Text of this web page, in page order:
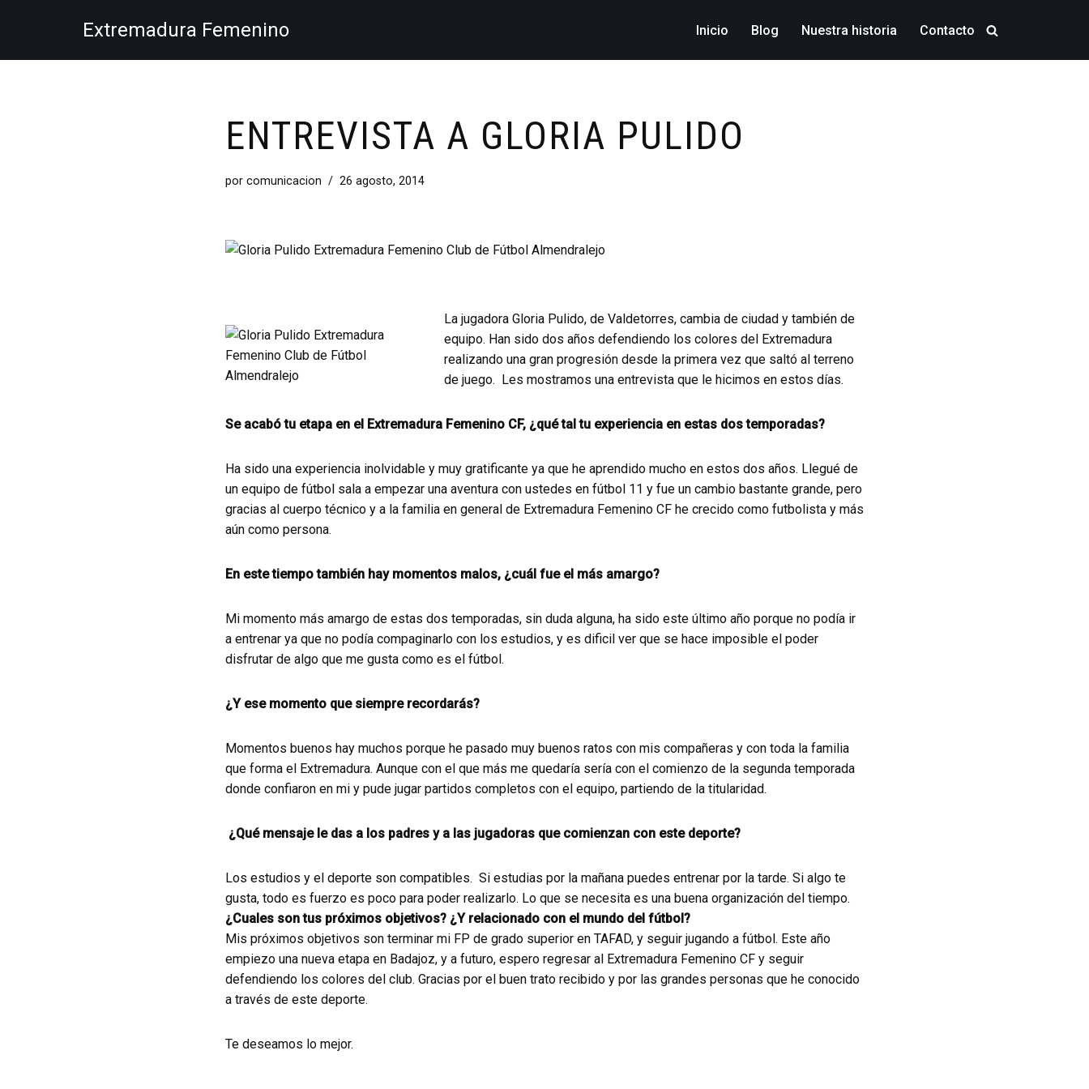
al
Extremadura Femenino Inicio Blog Nuestra historia Contacto
ENTREVISTA A GLORIA PULIDO
por comunicacion 26 agosto, 2014
La jugadora Gloria Pulido, de Valdetorres, cambia de ciudad y también de
equipo. Han sido dos años defendiendo los colores del Extremadura
realizando una gran progresión desde la primera vez que saltó al terreno
de juego. Les mostramos una entrevista que le hicimos en estos días.
Se acabó tu etapa en el Extremadura Femenino CF, ¿qué tal tu experiencia en estas dos temporadas?
Ha sido una experiencia inolvidable y muy gratificante ya que he aprendido mucho en estos dos años. Llegué de
un equipo de fútbol sala a empezar una aventura con ustedes en fútbol 11 y fue un cambio bastante grande, pero
gracias al cuerpo técnico y a la familia en general de Extremadura Femenino CF he crecido como futbolista y más
aún como persona.
En este tiempo también hay momentos malos, ¿cuál fue el más amargo?
Mi momento más amargo de estas dos temporadas, sin duda alguna, ha sido este último año porque no podía ir
a entrenar ya que no podía compaginarlo con los estudios, y es dificil ver que se hace imposible el poder
disfrutar de algo que me gusta como es el fútbol.
¿Y ese momento que siempre recordarás?
Momentos buenos hay muchos porque he pasado muy buenos ratos con mis compañeras y con toda la familia
que forma el Extremadura. Aunque con el que más me quedaría sería con el comienzo de la segunda temporada
donde confiaron en mi y pude jugar partidos completos con el equipo, partiendo de la titularidad.
¿Qué mensaje le das a los padres y a las jugadoras que comienzan con este deporte?
Los estudios y el deporte son compatibles. Si estudias por la mañana puedes entrenar por la tarde. Si algo te
gusta, todo es fuerzo es poco para poder realizarlo. Lo que se necesita es una buena organización del tiempo.
¿Cuales son tus próximos objetivos? ¿Y relacionado con el mundo del fútbol?
Mis próximos objetivos son terminar mi FP de grado superior en TAFAD, y seguir jugando a fútbol. Este año
empiezo una nueva etapa en Badajoz, y a futuro, espero regresar al Extremadura Femenino CF y seguir
defendiendo los colores del club. Gracias por el buen trato recibido y por las grandes personas que he conocido
a través de este deporte.
Te deseamos lo mejor.